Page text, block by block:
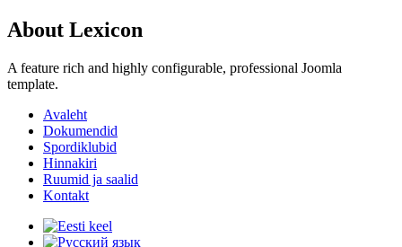
About Lexicon
A feature rich and highly configurable, professional Joomla
template.
Avaleht
Dokumendid
Spordiklubid
Hinnakiri
Ruumid ja saalid
Kontakt